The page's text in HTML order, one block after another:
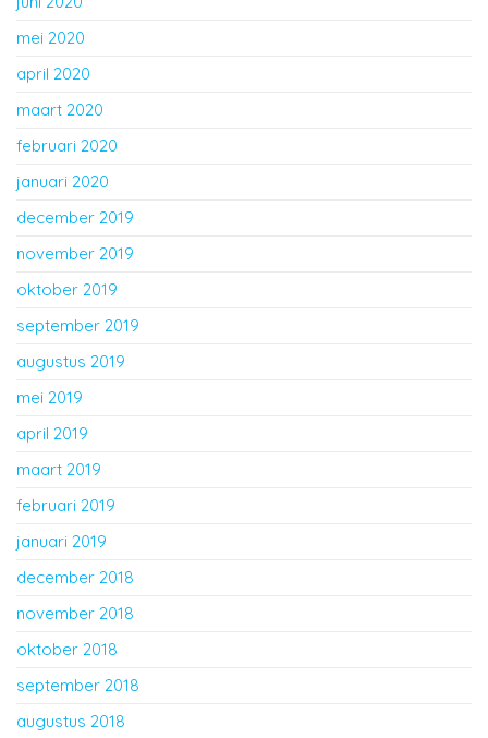
mei 2020
april 2020
maart 2020
februari 2020
januari 2020
december 2019
november 2019
oktober 2019
september 2019
augustus 2019
mei 2019
april 2019
maart 2019
februari 2019
januari 2019
december 2018
november 2018
oktober 2018
september 2018
augustus 2018